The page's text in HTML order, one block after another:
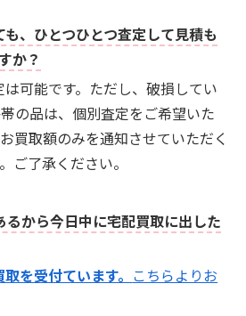
、ひとつひとつ査定して見積も
か？
可能です。ただし、破損してい
の品は、個別査定をご希望いた
買取額のみを通知させていただく
ご了承ください。
るから今日中に宅配買取に出した
を受付ています。 こちらよりお